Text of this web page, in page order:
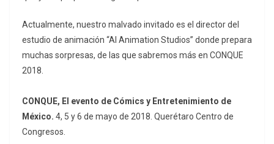
Actualmente, nuestro malvado invitado es el director del
estudio de animación “AI Animation Studios” donde prepara
muchas sorpresas, de las que sabremos más en CONQUE
2018.
CONQUE, El evento de Cómics y Entretenimiento de
México. 4, 5 y 6 de mayo de 2018. Querétaro Centro de
Congresos.